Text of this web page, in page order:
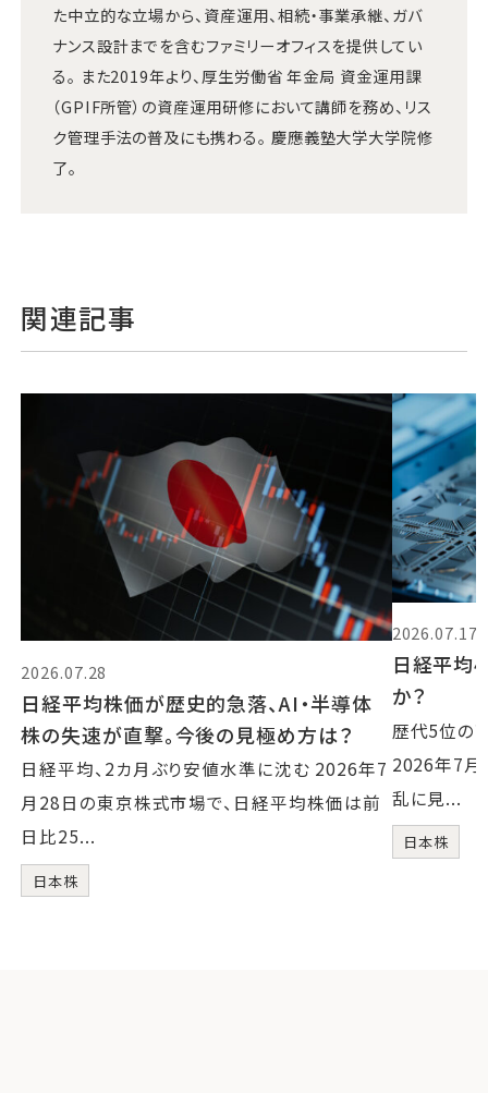
た中立的な立場から、資産運用、相続・事業承継、ガバ
ナンス設計までを含むファミリーオフィスを提供してい
る。 また2019年より、厚生労働省 年金局 資金運用課
（GPIF所管）の資産運用研修において講師を務め、リス
ク管理手法の普及にも携わる。 慶應義塾大学大学院修
了。
関連記事
2026.07.28
日経平均株価が歴史的急落、AI・半導体
株の失速が直撃。今後の見極め方は？
日経平均、2カ月ぶり安値水準に沈む 2026年7
月28日の東京株式市場で、日経平均株価は前
日比25...
日本株
2026.07.17
日経平均
か？
歴代5位の
2026年7月
乱に見...
日本株